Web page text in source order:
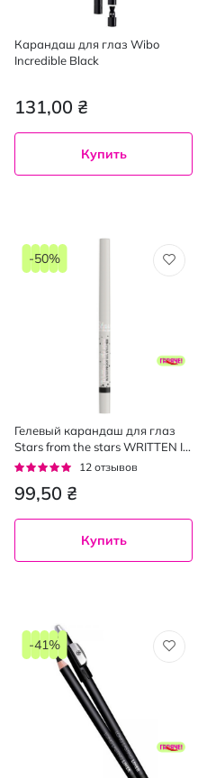
Карандаш для глаз Wibo
Incredible Black
131,00 ₴
Купить
Гелевый карандаш для глаз
Stars from the stars WRITTEN IN
THE STARS оттенок 01 Lunar
Рейтинг:
12 отзывов
99,50 ₴
-50%
Купить
-41%